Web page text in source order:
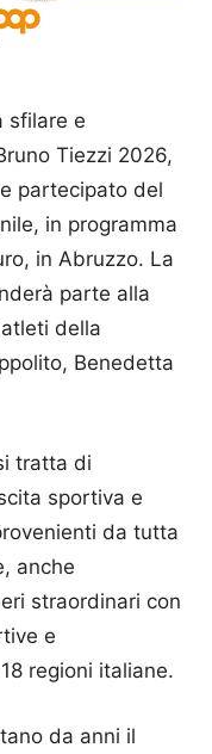
sfilare e
Tiezzi 2026,
partecipato del
in programma
in Abruzzo. La
parte alla
della
Benedetta
tratta di
sportiva e
da tutta
anche
straordinari con
e
regioni italiane.
da anni il